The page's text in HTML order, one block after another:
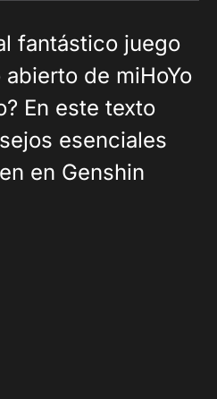
fantástico juego
de miHoYo
En este texto
esenciales
en Genshin